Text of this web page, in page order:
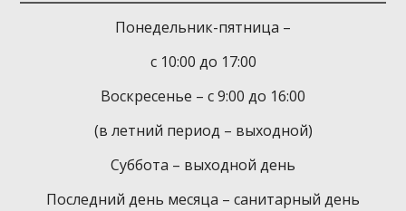
Понедельник-пятница –
с 10:00 до 17:00
Воскресенье – с 9:00 до 16:00
(в летний период – выходной)
Суббота – выходной день
Последний день месяца – санитарный день